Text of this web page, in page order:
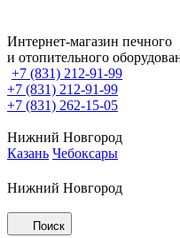
Интернет-магазин печного
и отопительного
+7 (831) 212-91-99
+7 (831) 212-91-99
+7 (831) 262-15-05
Нижний Новгород
Казань Чебоксары
Нижний Новгород
Поиск